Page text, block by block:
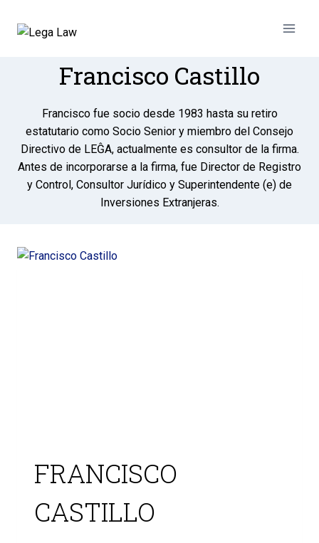
Francisco Castillo
Francisco fue socio desde 1983 hasta su retiro
estatutario como Socio Senior y miembro del Consejo
Directivo de LEĜA, actualmente es consultor de la firma.
Antes de incorporarse a la firma, fue Director de Registro
y Control, Consultor Jurídico y Superintendente (e) de
Inversiones Extranjeras.
FRANCISCO
CASTILLO